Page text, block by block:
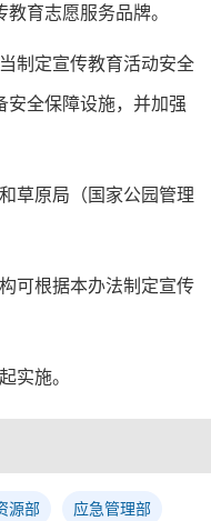
育志愿服务品牌。
制定宣传教育活动安全
安全保障设施，并加强
草原局（国家公园管理
可根据本办法制定宣传
实施。
源部 应急管理部